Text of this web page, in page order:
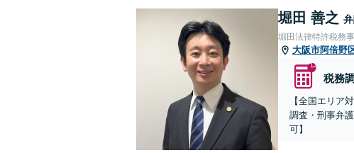
堀田 善之
堀田法律特許税務
大阪市阿倍野
税務
【全国エリア
調査・刑事弁
可】